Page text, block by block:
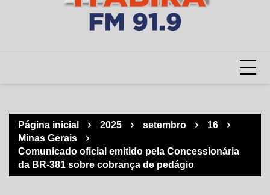
Página inicial 2025 setembro
16
Minas Gerais
Comunicado oficial emitido pela Concessionária
da BR-381 sobre cobrança de pedágio